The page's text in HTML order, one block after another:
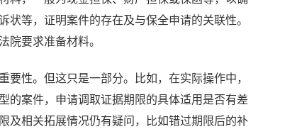
等，证明案件的存在及与保全申请的关联性。
院要求准备材料。
性。但这只是一部分。比如，在实际操作中，
的案件，申请调取证据期限的具体适用是否有差
及相关拓展情况仍有疑问，比如错过期限后的补